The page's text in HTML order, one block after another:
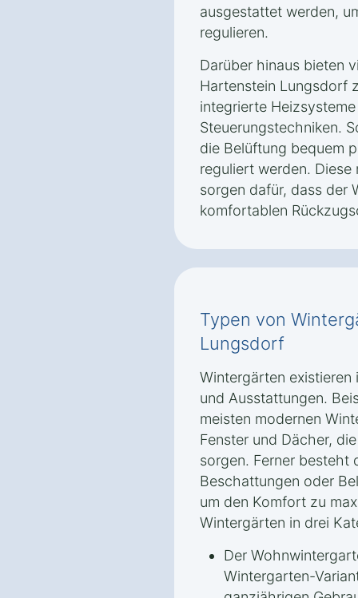
ausgestattet werden,
regulieren.
Darüber hinaus bieten
Hartenstein Lungsdorf
integrierte
Steuerungstechniken.
die Belüftung bequem
reguliert werden.
sorgen dafür, dass der
komfortablen
Typen von
Lungsdorf
Wintergärten existieren
und Ausstattungen.
meisten modernen
Fenster und Dächer,
sorgen. Ferner
Beschattungen oder
um den Komfort zu
Wintergärten in drei
Der
Wintergarten-